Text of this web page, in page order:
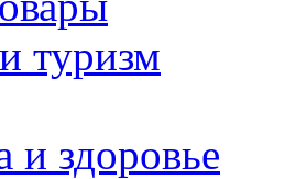
туризм
и здоровье